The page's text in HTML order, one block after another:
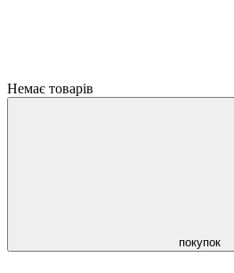
Немає товарів
покупок